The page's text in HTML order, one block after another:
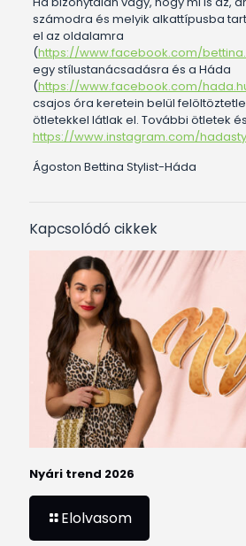
számodra és melyik alkattípusba
el az oldalamra
(https://www.facebook.com/
egy stílustanácsadásra és a Háda
(https://www.facebook.com/
csajos óra keretein belül
ötletekkel látlak el. További ötletek
https://www.instagram.com/
Ágoston Bettina Stylist-Háda
Kapcsolódó cikkek
Nyári trend 2026
Elolvasom